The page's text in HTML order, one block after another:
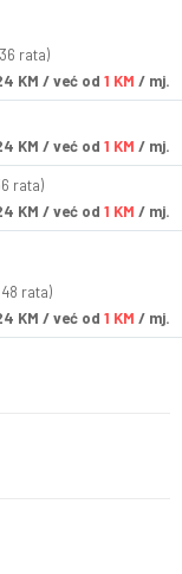
rata)
KM / već od 1 KM / mj.
KM / već od 1 KM / mj.
rata)
KM / već od 1 KM / mj.
rata)
KM / već od 1 KM / mj.